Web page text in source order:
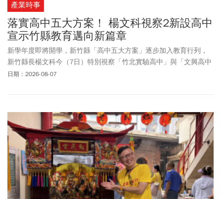
產業時事
落實高中五大方案！ 楊文科視察2新設高中
宣示竹縣教育邁向新篇章
新學年度即將開學，新竹縣「高中五大方案」逐步加入教育行列，
新竹縣長楊文科今（7日）特別視察「竹北實驗高中」與「文興高中
（附設國中部）」校舍建設與整備進度，確保學子開學後擁有安
日期：2026-08-07